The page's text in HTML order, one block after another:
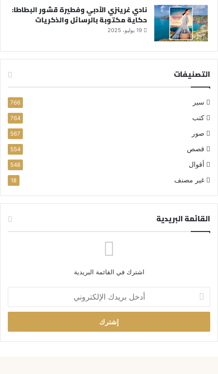
نادي غرينزي الأدبي وفطيرة قشور البطاطا:
حكاية مكتوبة بالرسائل والذكريات
19 يوليو، 2025
التصنيفات
سير 766
كتب 764
صور 567
قصص 554
أقوال 548
غير مصنف 18
القائمة البريدية
اشترك في القائمة البريدية
خ
ب
ر